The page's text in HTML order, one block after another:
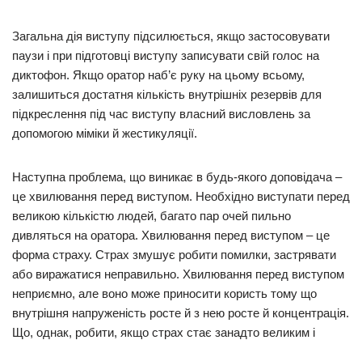
Загальна дія виступу підсилюється, якщо застосовувати
паузи і при підготовці виступу записувати свій голос на
диктофон. Якщо оратор наб’є руку на цьому всьому,
залишиться достатня кількість внутрішніх резервів для
підкреслення під час виступу власний висловлень за
допомогою міміки й жестикуляції.
Наступна проблема, що виникає в будь-якого доповідача –
це хвилювання перед виступом. Необхідно виступати перед
великою кількістю людей, багато пар очей пильно
дивляться на оратора. Хвилювання перед виступом – це
форма страху. Страх змушує робити помилки, застрявати
або виражатися неправильно. Хвилювання перед виступом
неприємно, але воно може приносити користь тому що
внутрішня напруженість росте й з нею росте й концентрація.
Що, однак, робити, якщо страх стає занадто великим і